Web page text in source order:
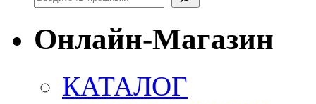
Онлайн-Магазин
КАТАЛОГ